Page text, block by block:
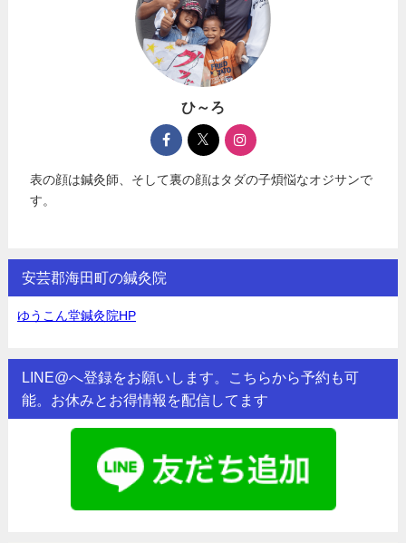
ひ～ろ
表の顔は鍼灸師、そして裏の顔はタダの子煩悩なオジサンで
す。
安芸郡海田町の鍼灸院
ゆうこん堂鍼灸院HP
LINE@へ登録をお願いします。こちらから予約も可
能。お休みとお得情報を配信してます